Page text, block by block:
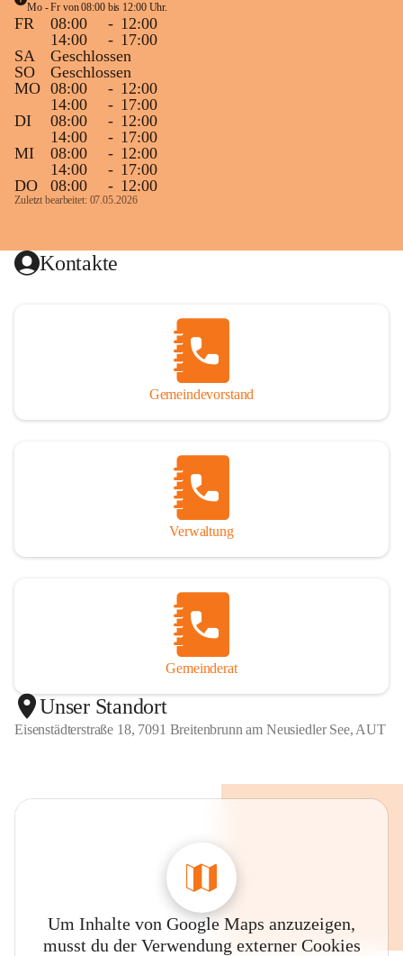
Mo - Fr von 08:00 bis 12:00 Uhr.
FR 08:00 - 12:00
14:00
- 17:00
SA
Geschlossen
SO
Geschlossen
MO 08:00 - 12:00
14:00
- 17:00
DI
08:00 - 12:00
14:00
- 17:00
MI
08:00 - 12:00
14:00
- 17:00
DO
08:00 - 12:00
Zuletzt bearbeitet: 07.05.2026
Kontakte
Gemeindevorstand
Verwaltung
Gemeinderat
Unser Standort
Eisenstädterstraße 18, 7091 Breitenbrunn am Neusiedler See, AUT
Um Inhalte von Google Maps anzuzeigen,
musst du der Verwendung externer Cookies